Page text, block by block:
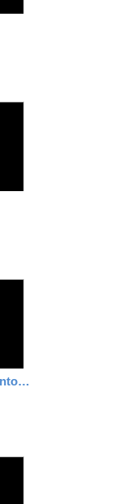
Félix cronista. Cumple de Antonella